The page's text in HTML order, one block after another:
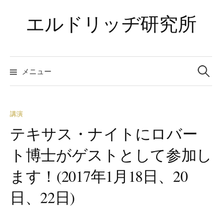
ツ
へ
ス
ッ
エルドリッヂ研究所
メニュー
検
索:
講演
テキサス・ナイトにロバー
ト博士がゲストとして参加し
ます！(2017年1月18日、20
日、22日)